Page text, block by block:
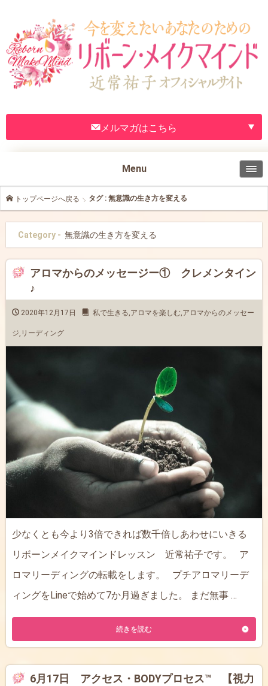
メルマガはこちら
Menu
トップページへ戻る タグ : 無意識の生き方を変える
Category - 無意識の生き方を変える
アロマからのメッセージー① クレメンタイン
♪
2020年12月17日 私で生きる,アロマを楽しむ,アロマからのメッセー
ジ, リーディング
少なくとも今より3倍できれば数千倍しあわせにいきる
リボーンメイクマインドレッスン 近常祐子です。 ア
ロマリーディングの転載をします。 プチアロマリーデ
ィングをLineで始めて7か月過ぎました。 まだ無事 …
続きを読む
6月17日 アクセス・BODYプロセス™ 【視力